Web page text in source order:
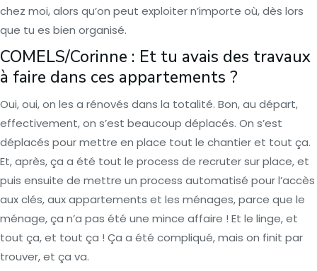
chez moi, alors qu’on peut exploiter n’importe où, dès lors
que tu es bien organisé.
COMELS/Corinne : Et tu avais des travaux
à faire dans ces appartements ?
Oui, oui, on les a rénovés dans la totalité. Bon, au départ,
effectivement, on s’est beaucoup déplacés. On s’est
déplacés pour mettre en place tout le chantier et tout ça.
Et, après, ça a été tout le process de recruter sur place, et
puis ensuite de mettre un process automatisé pour l’accès
aux clés, aux appartements et les ménages, parce que le
ménage, ça n’a pas été une mince affaire ! Et le linge, et
tout ça, et tout ça ! Ça a été compliqué, mais on finit par
trouver, et ça va.